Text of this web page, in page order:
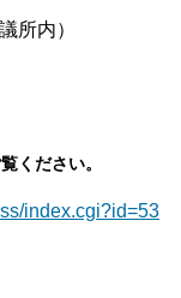
所内）
ください。
index.cgi?id=53